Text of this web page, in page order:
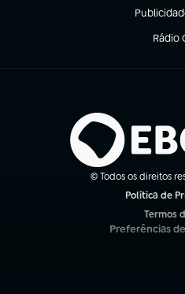
(abre em
Rádio
(abre
© Todos os direitos
Política de
Termos
(abre em
Preferências